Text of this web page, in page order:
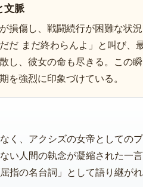
文脈
損傷し、戦闘続行が困難な状
だ まだ終わらんよ」と叫び、
し、彼女の命も尽きる。この
を強烈に印象づけている。
く、アクシズの女帝としての
い人間の執念が凝縮された一
指の名台詞」として語り継が